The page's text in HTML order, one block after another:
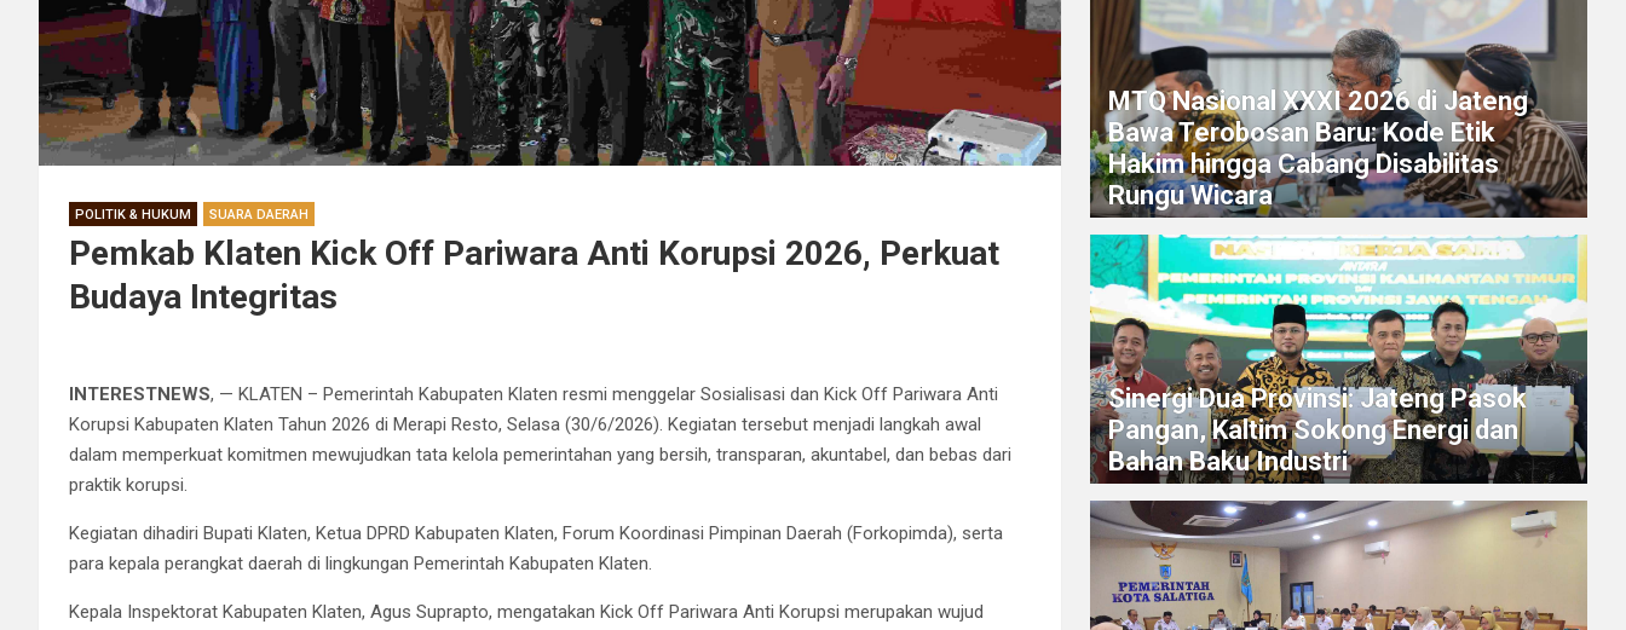
POLITIK & HUKUM SUARA DAERAH
Pemkab Klaten Kick Off Pariwara Anti Korupsi 2026, Perkuat
Budaya Integritas
INTERESTNEWS, — KLATEN – Pemerintah Kabupaten Klaten resmi menggelar Sosialisasi dan Kick Off Pariwara Anti
Korupsi Kabupaten Klaten Tahun 2026 di Merapi Resto, Selasa (30/6/2026). Kegiatan tersebut menjadi langkah awal
dalam memperkuat komitmen mewujudkan tata kelola pemerintahan yang bersih, transparan, akuntabel, dan bebas dari
praktik korupsi.
Kegiatan dihadiri Bupati Klaten, Ketua DPRD Kabupaten Klaten, Forum Koordinasi Pimpinan Daerah (Forkopimda), serta
para kepala perangkat daerah di lingkungan Pemerintah Kabupaten Klaten.
Kepala Inspektorat Kabupaten Klaten, Agus Suprapto, mengatakan Kick Off Pariwara Anti Korupsi merupakan wujud
MTQ Nasional XXXI 2026 di Jateng
Bawa Terobosan Baru: Kode Etik
Hakim hingga Cabang Disabilitas
Rungu Wicara
Sinergi Dua Provinsi: Jateng Pasok
Pangan, Kaltim Sokong Energi dan
Bahan Baku Industri